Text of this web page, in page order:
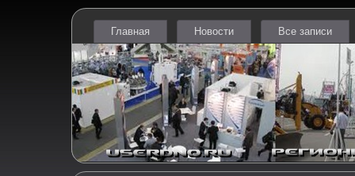
Главная Новости Все записи